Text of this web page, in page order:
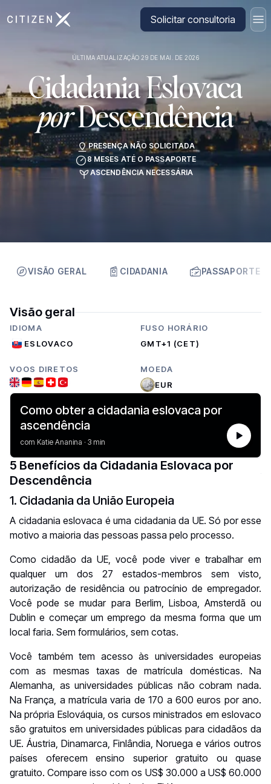
Ir para a página inicial da CitizenX Solicitar consultoria
ÚLTIMA ATUALIZAÇÃO 29 DE MAI. DE 2026
Cidadania Eslovaca
porDescendência
PRESENÇA NÃO SOLICITADA
8 MESES ATÉ O PASSAPORTE
ASCENDÊNCIA NECESSÁRIA
VISÃO GERAL CIDADANIA PASSAPORTE
Visão geral
IDIOMA
ESLOVACO
FUSO HORÁRIO
GMT+1 (CET)
VOOS DIRETOS
MOEDA
EUR
Como obter a cidadania eslovaca por
ascendência
com Katie Ananina · 3 min
5 Benefícios da Cidadania Eslovaca por
Descendência
1. Cidadania da União Europeia
A cidadania eslovaca é uma cidadania da UE. Só por esse
motivo a maioria das pessoas passa pelo processo.
Como cidadão da UE, você pode viver e trabalhar em
qualquer um dos 27 estados-membros sem visto,
autorização de residência ou patrocínio de empregador.
Você pode se mudar para Berlim, Lisboa, Amsterdã ou
Dublin e começar um emprego da mesma forma que um
local faria. Sem formulários, sem cotas.
Você também tem acesso às universidades europeias
com as mesmas taxas de matrícula domésticas. Na
Alemanha, as universidades públicas não cobram nada.
Na França, a matrícula varia de 170 a 600 euros por ano.
Na própria Eslováquia, os cursos ministrados em eslovaco
são gratuitos em universidades públicas para cidadãos da
UE. Áustria, Dinamarca, Finlândia, Noruega e vários outros
países oferecem ensino superior gratuito ou quase
gratuito. Compare isso com os US$ 30.000 a US$ 60.000